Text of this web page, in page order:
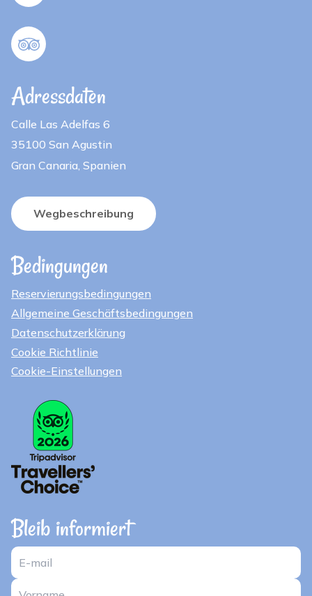
Adressdaten
Calle Las Adelfas 6
35100 San Agustin
Gran Canaria, Spanien
Wegbeschreibung
Bedingungen
Reservierungsbedingungen
Allgemeine Geschäftsbedingungen
Datenschutzerklärung
Cookie Richtlinie
Cookie-Einstellungen
Bleib informiert